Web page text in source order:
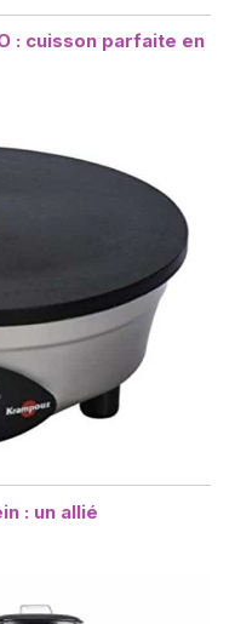
: cuisson parfaite en
: un allié